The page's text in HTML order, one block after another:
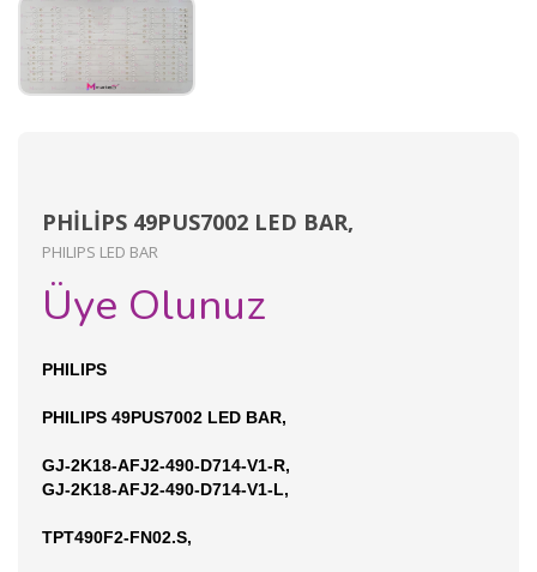
PHİLİPS 49PUS7002 LED BAR,
PHILIPS LED BAR
Üye Olunuz
PHILIPS
PHILIPS 49PUS7002 LED BAR,
GJ-2K18-AFJ2-490-D714-V1-R,
GJ-2K18-AFJ2-490-D714-V1-L,
TPT490F2-FN02.S,